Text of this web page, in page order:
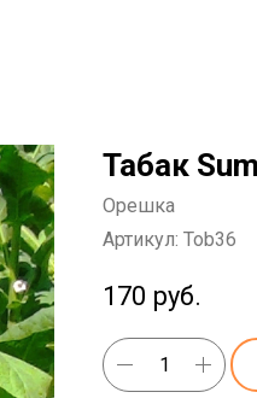
Табак
Орешка
Артикул: Tob36
170 руб.